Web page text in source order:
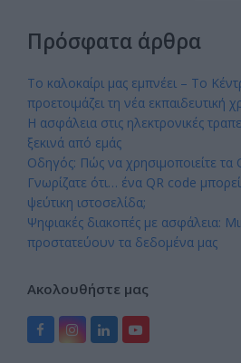
Πρόσφατα άρθρα
Το καλοκαίρι μας εμπνέει – Το
προετοιμάζει τη νέα εκπαιδευτική
Η ασφάλεια στις ηλεκτρονικές
ξεκινά από εμάς
Οδηγός: Πώς να χρησιμοποιείτε τα
Γνωρίζατε ότι… ένα QR code
ψεύτικη ιστοσελίδα;
Ψηφιακές διακοπές με ασφάλεια:
προστατεύουν τα δεδομένα μας
Ακολουθήστε μας
FacebookInstagram
LinkedInYouTube